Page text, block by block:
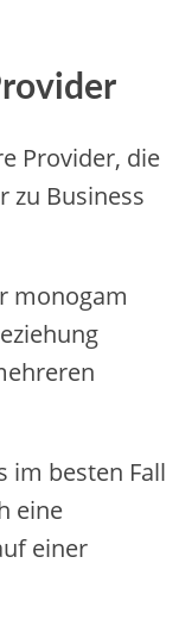
Provider, die
zu Business
monogam
im besten Fall
eine
einer